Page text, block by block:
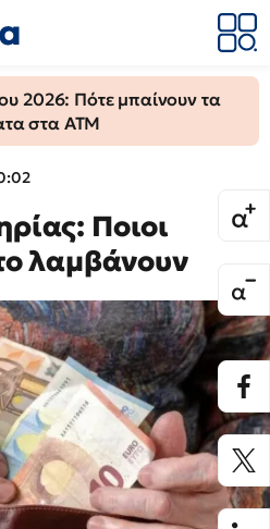
2026: Πότε μπαίνουν τα
στα ΑΤΜ
Ποιοι
λαμβάνουν